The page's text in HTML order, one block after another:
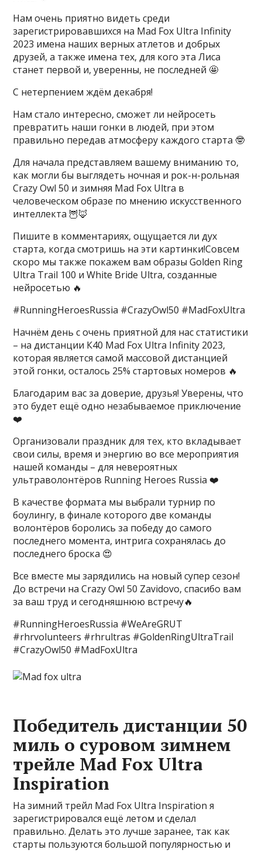
Нам очень приятно видеть среди
зарегистрировавшихся на Mad Fox Ultra Infinity
2023 имена наших верных атлетов и добрых
друзей, а также имена тех, для кого эта Лиса
станет первой и, уверенны, не последней 🤩
С нетерпением ждём декабря!
Нам стало интересно, сможет ли нейросеть
превратить наши гонки в людей, при этом
правильно передав атмосферу каждого старта 🤓
Для начала представляем вашему вниманию то,
как могли бы выглядеть ночная и рок-н-рольная
Crazy Owl 50 и зимняя Mad Fox Ultra в
человеческом образе по мнению искусственного
интеллекта 🦉🦊
Пишите в комментариях, ощущается ли дух
старта, когда смотришь на эти картинки!Совсем
скоро мы также покажем вам образы Golden Ring
Ultra Trail 100 и White Bride Ultra, созданные
нейросетью 🔥
#RunningHeroesRussia #CrazyOwl50 #MadFoxUltra
​Начнём день с очень приятной для нас статистики
– на дистанции К40 Mad Fox Ultra Infinity 2023,
которая является самой массовой дистанцией
этой гонки, осталось 25% стартовых номеров 🔥
Благодарим вас за доверие, друзья! Уверены, что
это будет ещё одно незабываемое приключение
❤️
Организовали праздник для тех, кто вкладывает
свои силы, время и энергию во все мероприятия
нашей команды – для невероятных
ультраволонтёров Running Heroes Russia ❤️
В качестве формата мы выбрали турнир по
боулингу, в финале которого две команды
волонтёров боролись за победу до самого
последнего момента, интрига сохранялась до
последнего броска 😍
Все вместе мы зарядились на новый супер сезон!
До встречи на Crazy Owl 50 Zavidovo, спасибо вам
за ваш труд и сегодняшнюю встречу🔥
#RunningHeroesRussia #WeAreGRUT
#rhrvolunteers #rhrultras #GoldenRingUltraTrail
#CrazyOwl50 #MadFoxUltra
Победитель дистанции 50
миль о суровом зимнем
трейле Mad Fox Ultra
Inspiration
На зимний трейл Mad Fox Ultra Inspiration я
зарегистрировался ещё летом и сделал
правильно. Делать это лучше заранее, так как
старты пользуются большой популярностью и